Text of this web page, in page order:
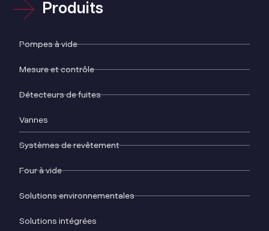
Produits
Pompes à vide
Mesure et contrôle
Détecteurs de fuites
Vannes
Systèmes de revêtement
Four à vide
Solutions environnementales
Solutions intégrées